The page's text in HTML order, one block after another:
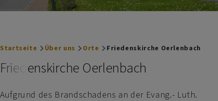
Breadcrumb
Startseite Über uns Orte Friedenskirche Oerlenbach
Friedenskirche Oerlenbach
Aufgrund des Brandschadens an der Evang.- Luth.